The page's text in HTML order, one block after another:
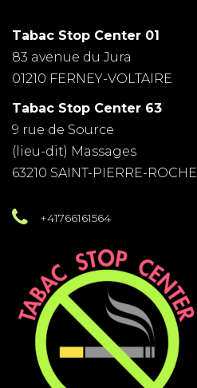
Tabac Stop Center 01
83 avenue du Jura
01210 FERNEY-VOLTAIRE
Tabac Stop Center 63
9 rue de Source
(lieu-dit) Massages
63210 SAINT-PIERRE-ROCHE
+41766161564